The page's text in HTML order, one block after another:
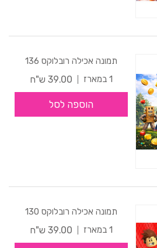
תמונה אכילה רובלוקס 136
1 במארז
39.00 ש"ח
הוספה לסל
תמונה אכילה רובלוקס 130
1 במארז
39.00 ש"ח